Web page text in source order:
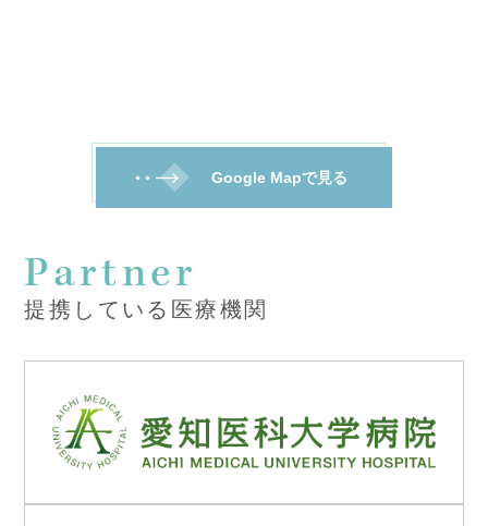
Google Mapで見る
Partner
提携している医療機関